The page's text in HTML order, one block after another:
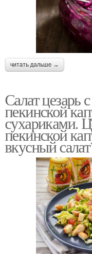
читать дальше →
Салат цезарь
пекинской
сухариками.
пекинской
вкусный салат